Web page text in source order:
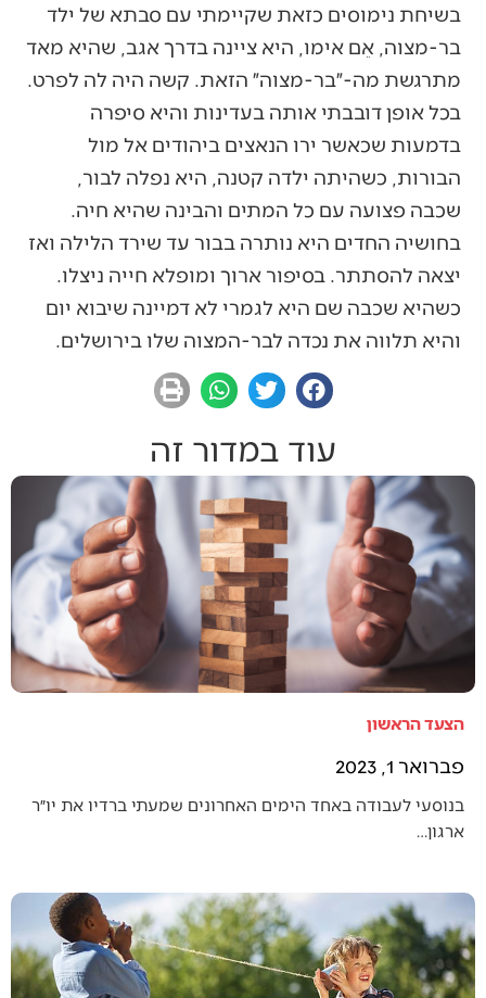
בשיחת נימוסים כזאת שקיימתי עם סבתא של ילד
בר-מצוה, אֵם אימו, היא ציינה בדרך אגב, שהיא מאד
מתרגשת מה-״בר-מצוה״ הזאת. קשה היה לה לפרט.
בכל אופן דובבתי אותה בעדינות והיא סיפרה
בדמעות שכאשר ירו הנאצים ביהודים אל מול
הבורות, כשהיתה ילדה קטנה, היא נפלה לבור,
שכבה פצועה עם כל המתים והבינה שהיא חיה.
בחושיה החדים היא נותרה בבור עד שירד הלילה ואז
יצאה להסתתר. בסיפור ארוך ומופלא חייה ניצלו.
כשהיא שכבה שם היא לגמרי לא דמיינה שיבוא יום
והיא תלווה את נכדה לבר-המצוה שלו בירושלים.
עוד במדור זה
הצעד הראשון
פברואר 1, 2023
בנוסעי לעבודה באחד הימים האחרונים שמעתי ברדיו את יו״ר
ארגון…